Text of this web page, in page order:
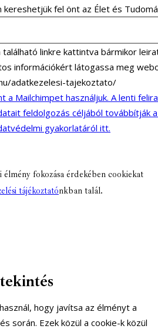
kereshetjük fel önt az Élet és
található linkre kattintva bármikor
információkért látogassa meg
adatkezelesi-tajekoztato/
a Mailchimpet használjuk. A lenti
feldolgozás céljából továbbítják
gyakorlatáról itt.
fokozása érdekében cookiekat
tájékoztatónkban talál.
hogy javítsa az élményt a
során. Ezek közül a cookie-k közül